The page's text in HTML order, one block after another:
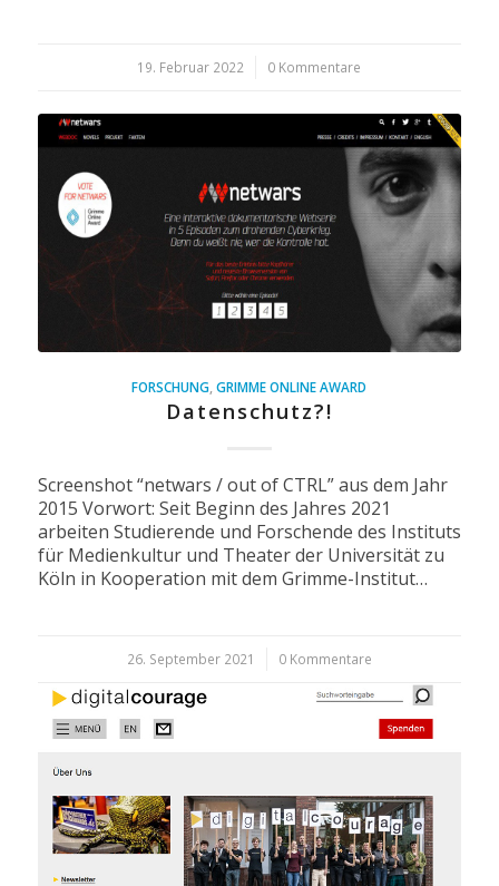
19. Februar 2022
/ 0 Kommentare
FORSCHUNG ,GRIMME ONLINE AWARD
Datenschutz?!
Screenshot “netwars / out of CTRL” aus dem Jahr
2015 Vorwort: Seit Beginn des Jahres 2021
arbeiten Studierende und Forschende des Instituts
für Medienkultur und Theater der Universität zu
Köln in Kooperation mit dem Grimme-Institut…
26. September 2021
/ 0 Kommentare